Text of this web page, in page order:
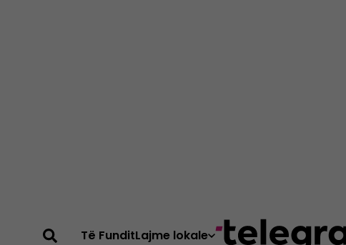
Të FunditLajme lokale